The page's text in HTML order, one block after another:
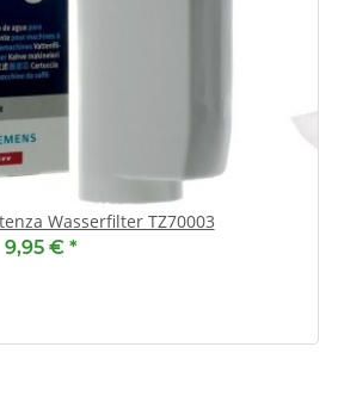
Wasserfilter TZ70003
9,95 € *